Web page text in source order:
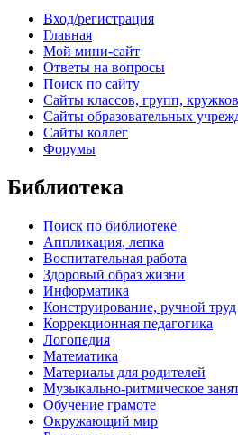
Вход/регистрация
Главная
Мой мини-сайт
Ответы на вопросы
Поиск по сайту
Сайты классов, групп,
Сайты образовательных
Сайты коллег
Форумы
Библиотека
Поиск по библиотеке
Аппликация, лепка
Воспитательная работа
Здоровый образ жизни
Информатика
Конструирование, ручной труд
Коррекционная педагогика
Логопедия
Математика
Материалы для родителей
Музыкально-ритмическое
Обучение грамоте
Окружающий мир